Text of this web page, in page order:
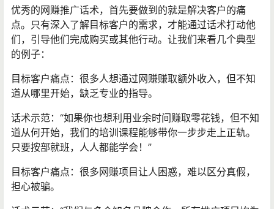
优秀的网赚推广话术，首先要做到的就是解决客户的痛
点。只有深入了解目标客户的需求，才能通过话术打动他
们，引导他们完成购买或其他行动。让我们来看几个典型
的例子：
目标客户痛点：很多人想通过网赚赚取额外收入，但不知
道从哪里开始，缺乏专业的指导。
话术示范：“如果你也想利用业余时间赚取零花钱，但不知
道从何开始，我们的培训课程能够带你一步步走上正轨。
只要按部就班，人人都能学会！”
目标客户痛点：很多网赚项目让人困惑，难以区分真假，
担心被骗。